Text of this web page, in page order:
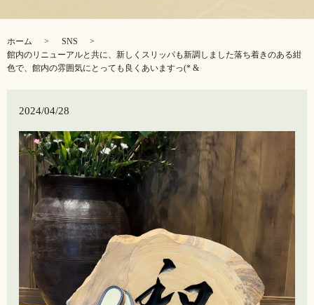
ホーム
SNS
館内のリニューアルと共に、新しくスリッパも新調しました️落ち着きのある紺
色で、館内の雰囲気にとっても良くあいますっ️(* &
2024/04/28